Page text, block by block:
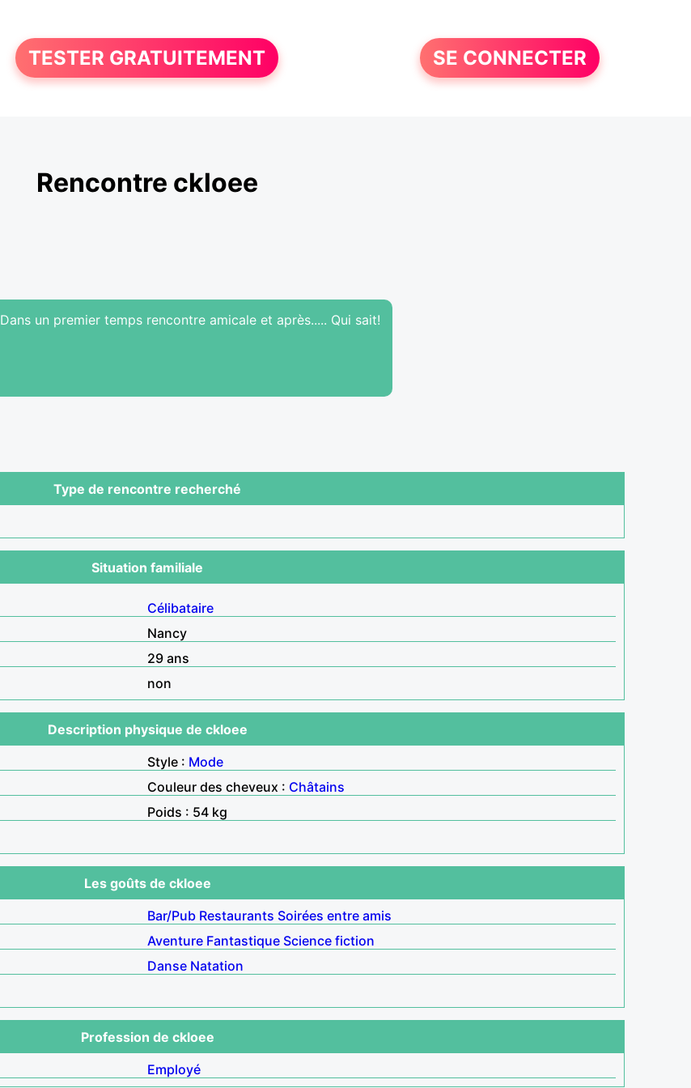
TESTER GRATUITEMENT SE CONNECTER
Rencontre ckloee
Dans un premier temps rencontre amicale et après..... Qui sait!
Type de rencontre recherché
Situation familiale
Célibataire
Nancy
29 ans
non
Description physique de ckloee
Style : Mode
Couleur des cheveux : Châtains
Poids : 54 kg
Les goûts de ckloee
Bar/Pub Restaurants Soirées entre amis
Aventure Fantastique Science fiction
Danse Natation
Profession de ckloee
Employé